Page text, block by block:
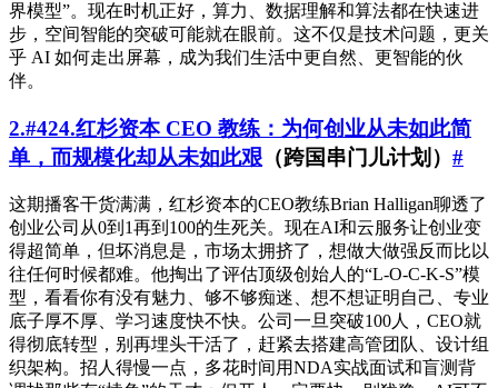
界模型”。现在时机正好，算力、数据理解和算法都在快速进
步，空间智能的突破可能就在眼前。这不仅是技术问题，更关
乎 AI 如何走出屏幕，成为我们生活中更自然、更智能的伙
伴。
2.#424.红杉资本 CEO 教练：为何创业从未如此简
单，而规模化却从未如此艰 （跨国串门儿计划） #
这期播客干货满满，红杉资本的CEO教练Brian Halligan聊透了
创业公司从0到1再到100的生死关。现在AI和云服务让创业变
得超简单，但坏消息是，市场太拥挤了，想做大做强反而比以
往任何时候都难。他掏出了评估顶级创始人的“L-O-C-K-S”模
型，看看你有没有魅力、够不够痴迷、想不想证明自己、专业
底子厚不厚、学习速度快不快。公司一旦突破100人，CEO就
得彻底转型，别再埋头干活了，赶紧去搭建高管团队、设计组
织架构。招人得慢一点，多花时间用NDA实战面试和盲测背